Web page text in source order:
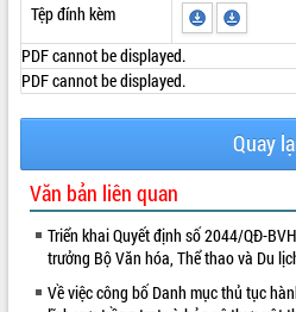
VIDEO
Tệp đính kèm
PDF cannot be displayed.
PDF cannot be displayed.
Quay
Văn bản liên quan
Triển khai Quyết định số 2044/QĐ-
trưởng Bộ Văn hóa, Thể thao và Du
Về việc công bố Danh mục thủ tục